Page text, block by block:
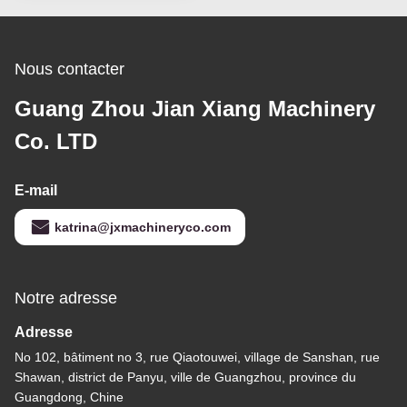
Nous contacter
Guang Zhou Jian Xiang Machinery
Co. LTD
E-mail
katrina@jxmachineryco.com
Notre adresse
Adresse
No 102, bâtiment no 3, rue Qiaotouwei, village de Sanshan, rue
Shawan, district de Panyu, ville de Guangzhou, province du
Guangdong, Chine